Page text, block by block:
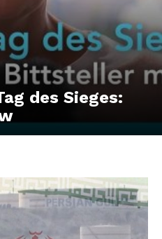
des Sieges: